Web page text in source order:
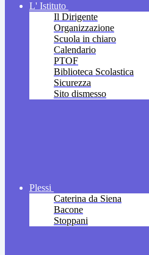
L' Istituto
Il Dirigente
Organizzazione
Scuola in chiaro
Calendario
PTOF
Biblioteca Scolastica
Sicurezza
Sito dismesso
Plessi
Caterina da Siena
Bacone
Stoppani